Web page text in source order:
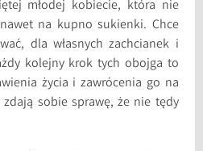
młodej kobiecie, która nie
na kupno sukienki. Chce
dla własnych zachcianek i
kolejny krok tych obojga to
życia i zawrócenia go na
sobie sprawę, że nie tędy